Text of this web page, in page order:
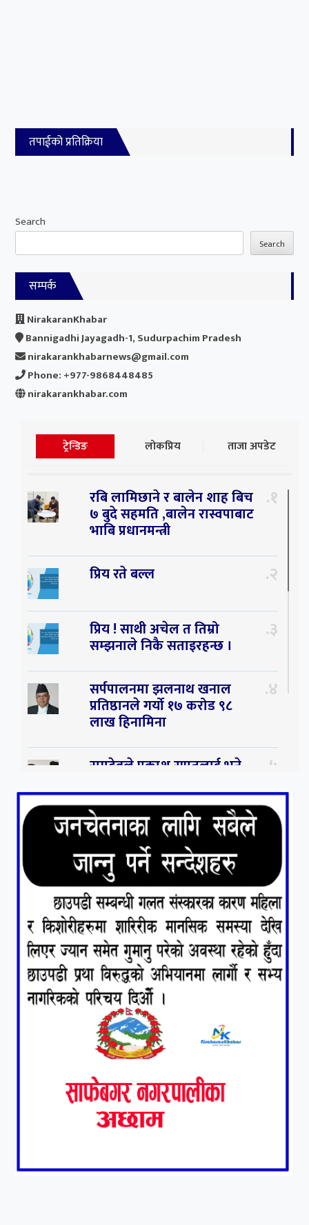
तपाईको प्रतिक्रिया
Search
Search
सम्पर्क
NirakaranKhabar
Bannigadhi Jayagadh-1, Sudurpachim Pradesh
nirakarankhabarnews@gmail.com
Phone: +977-9868448485
nirakarankhabar.com
ट्रेन्डिङ लोकप्रिय ताजा अपडेट
रबि लामिछाने र बालेन शाह बिच
७ बुदे सहमति ,बालेन रास्वपाबाट
भाबि प्रधानमन्त्री
१
प्रिय रते बल्ल २
प्रिय ! साथी अचेल त तिम्रो
सम्झनाले निकै सताइरहन्छ ।
३
सर्पपालनमा झलनाथ खनाल
प्रतिष्ठानले गर्यो १७ करोड ९८
लाख हिनामिना
४
रामदेवले प्रकाश सपुतलाई भने
पनि ठूलो स्टार
५
संघियता खारेज हुनसक्छ,
झलनाथ खनाल
कृष्ण जन्माष्टमिको दिन जयगढमा
बृहत देउडा खेल हुँने
७
हामी पनि त उडाउछौ । ८
कांग्रेसको १४ औं महाधिवेशनको
तयारी पुरा
आर्थिक बर्ष २०७८÷२०७९ मा
आर्थिक बुद्धि दर ६.५ हुन सक्दैन ।